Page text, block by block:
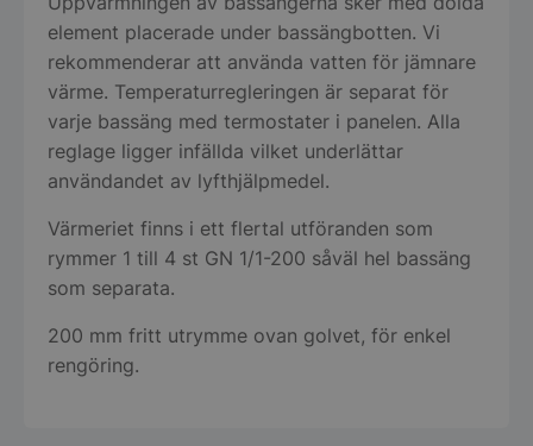
element placerade under bassängbotten. Vi
rekommenderar att använda vatten för jämnare
värme. Temperaturregleringen är separat för
varje bassäng med termostater i panelen. Alla
reglage ligger infällda vilket underlättar
användandet av lyfthjälpmedel.
Värmeriet finns i ett flertal utföranden som
rymmer 1 till 4 st GN 1/1-200 såväl hel bassäng
som separata.
200 mm fritt utrymme ovan golvet, för enkel
rengöring.